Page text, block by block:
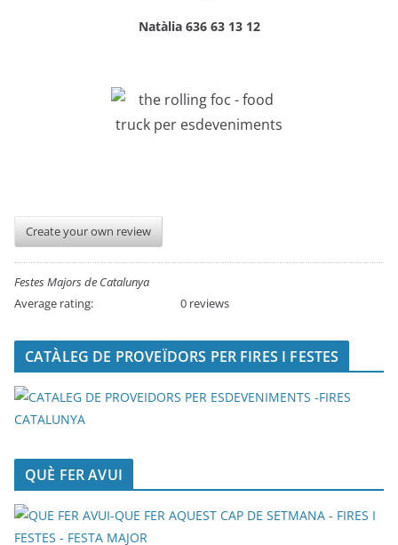
Natàlia 636 63 13 12
Create your own review
Festes Majors de Catalunya
Average rating:
0 reviews
CATÀLEG DE PROVEÏDORS PER FIRES I FESTES
QUÈ FER AVUI